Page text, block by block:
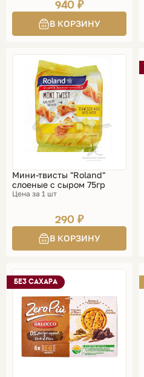
940 ₽
Мини-твисты "Roland"
слоеные с сыром 75гр
Цена за 1 шт
290 ₽
БЕЗ САХАРА